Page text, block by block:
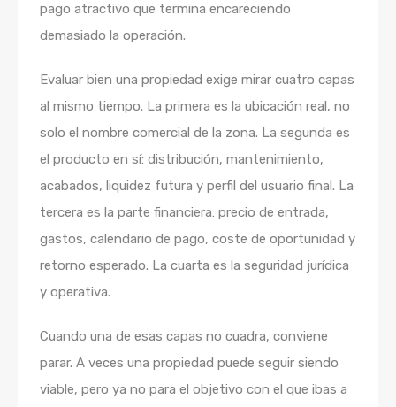
pago atractivo que termina encareciendo
demasiado la operación.
Evaluar bien una propiedad exige mirar cuatro capas
al mismo tiempo. La primera es la ubicación real, no
solo el nombre comercial de la zona. La segunda es
el producto en sí: distribución, mantenimiento,
acabados, liquidez futura y perfil del usuario final. La
tercera es la parte financiera: precio de entrada,
gastos, calendario de pago, coste de oportunidad y
retorno esperado. La cuarta es la seguridad jurídica
y operativa.
Cuando una de esas capas no cuadra, conviene
parar. A veces una propiedad puede seguir siendo
viable, pero ya no para el objetivo con el que ibas a